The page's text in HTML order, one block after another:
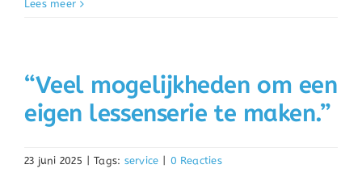
Lees meer
“Veel mogelijkheden om een
eigen lessenserie te maken.”
23 juni 2025 | Tags: service | 0 Reacties